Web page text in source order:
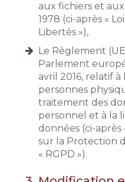
aux fichiers et
1978 (ci-après «
Libertés »),
Le Règlement
Parlement
avril 2016, relatif
personnes
traitement des
personnel et à la
données (ci-après
sur la Protection
« RGPD »).